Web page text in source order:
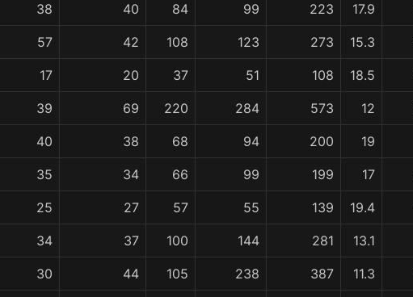
38 40 84 99 223 17.9
57 42 108 123 273 15.3
17 20 37 51 108 18.5
39 69 220 284 573 12
40 38 68 94 200 19
35 34 66 99 199 17
25 27 57 55 139 19.4
34 37 100 144 281 13.1
30 44 105 238 387 11.3